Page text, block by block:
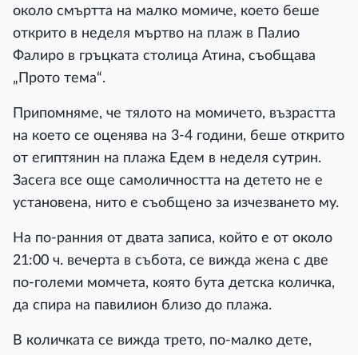
около смъртта на малко момиче, което беше
открито в неделя мъртво на плаж в Палио
Фалиро в гръцката столица Атина, съобщава
„Прото тема“.
Припомняме, че тялото на момичето, възрастта
на което се оценява на 3-4 години, беше открито
от египтянин на плажа Едем в неделя сутрин.
Засега все още самоличността на детето не е
установена, нито е съобщено за изчезването му.
На по-ранния от двата записа, който е от около
21:00 ч. вечерта в събота, се вижда жена с две
по-големи момчета, която бута детска количка,
да спира на павилион близо до плажа.
В количката се вижда трето, по-малко дете,